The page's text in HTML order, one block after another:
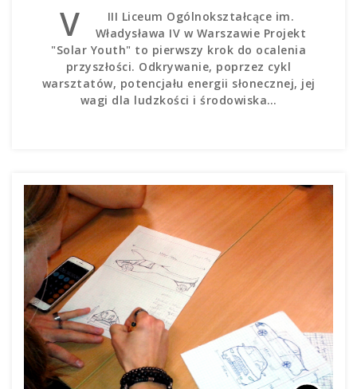
V
III Liceum Ogólnokształcące im.
Władysława IV w Warszawie Projekt
"Solar Youth" to pierwszy krok do ocalenia
przyszłości. Odkrywanie, poprzez cykl
warsztatów, potencjału energii słonecznej, jej
wagi dla ludzkości i środowiska…